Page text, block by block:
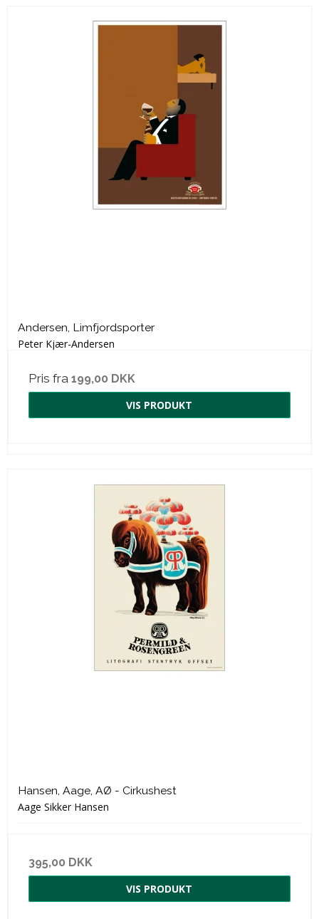
Andersen, Limfjordsporter
Peter Kjær-Andersen
Pris fra 199,00 DKK
VIS PRODUKT
Hansen, Aage, AØ - Cirkushest
Aage Sikker Hansen
395,00 DKK
VIS PRODUKT